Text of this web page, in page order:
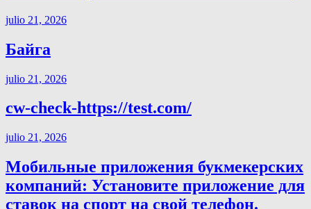
julio 21, 2026
Байга
julio 21, 2026
cw-check-https://test.com/
julio 21, 2026
Мобильные приложения букмекерских
компаний: Установите приложение для
ставок на спорт на свой телефон.